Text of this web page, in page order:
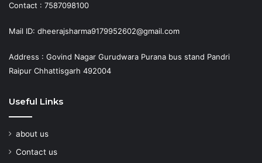
Contact : 7587098100
Mail ID: dheerajsharma9179952602@gmail.com
Address : Govind Nagar Gurudwara Purana bus stand Pandri
Raipur Chhattisgarh 492004
Useful Links
about us
Contact us